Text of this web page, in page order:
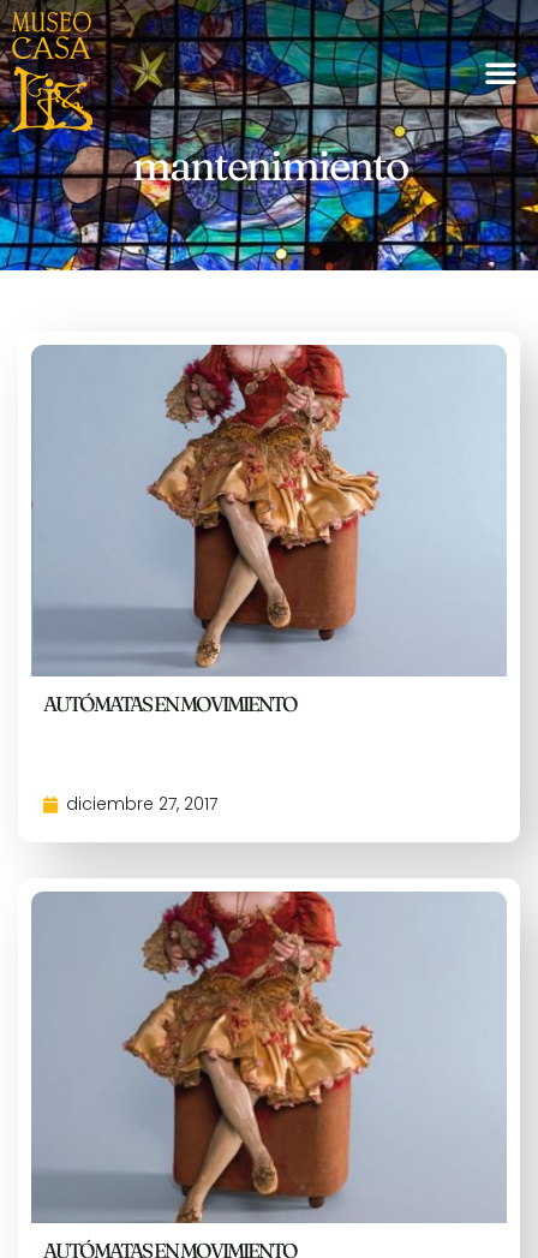
mantenimiento
AUTÓMATAS EN MOVIMIENTO
diciembre 27, 2017
AUTÓMATAS EN MOVIMIENTO